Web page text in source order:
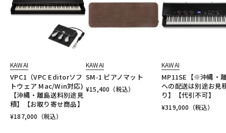
KAWAI
VPC1（VPC Editorソフ
トウェア Mac/Win対応)
【沖縄・離島送料別途見
積】【お取り寄せ商品】
¥187,000 （税込）
KAWAI
SM-1 ピアノマット
¥15,400 （税込）
KAWAI
MP11SE【※沖縄・
への配送は別途お見
り】【代引不可】
¥319,000 （税込）